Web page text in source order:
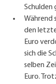
Schulden
Während
den
Euro
sich die
selben
Euro.